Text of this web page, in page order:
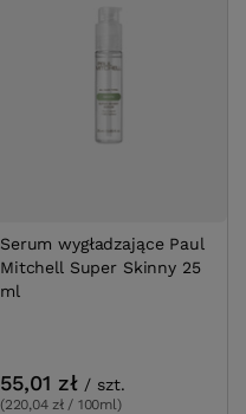
Serum wygładzające Paul
Mitchell Super Skinny 25
ml
55,01 zł / szt.
(220,04 zł / 100ml)